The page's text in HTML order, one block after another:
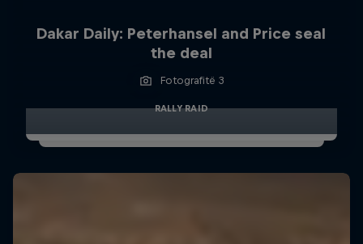
Dakar Daily: Peterhansel and Price seal
the deal
Fotografitë 3
RALLY RAID